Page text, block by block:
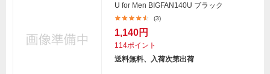
U for Men BIGFAN140U ブラック
(3)
1,140円
114ポイント
送料無料、入荷次第出荷